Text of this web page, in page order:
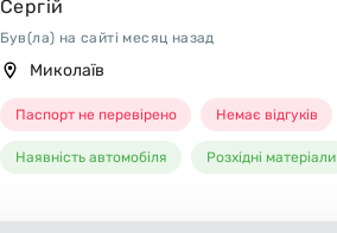
Сергій
Був(ла) на сайті месяц назад
Миколаїв
Паспорт не перевірено Немає відгуків
Наявність автомобіля Розхідні матеріали